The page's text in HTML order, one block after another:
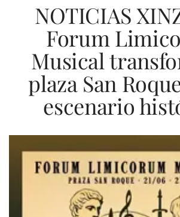
NOTICIAS
Forum
Musical
plaza San
escenario